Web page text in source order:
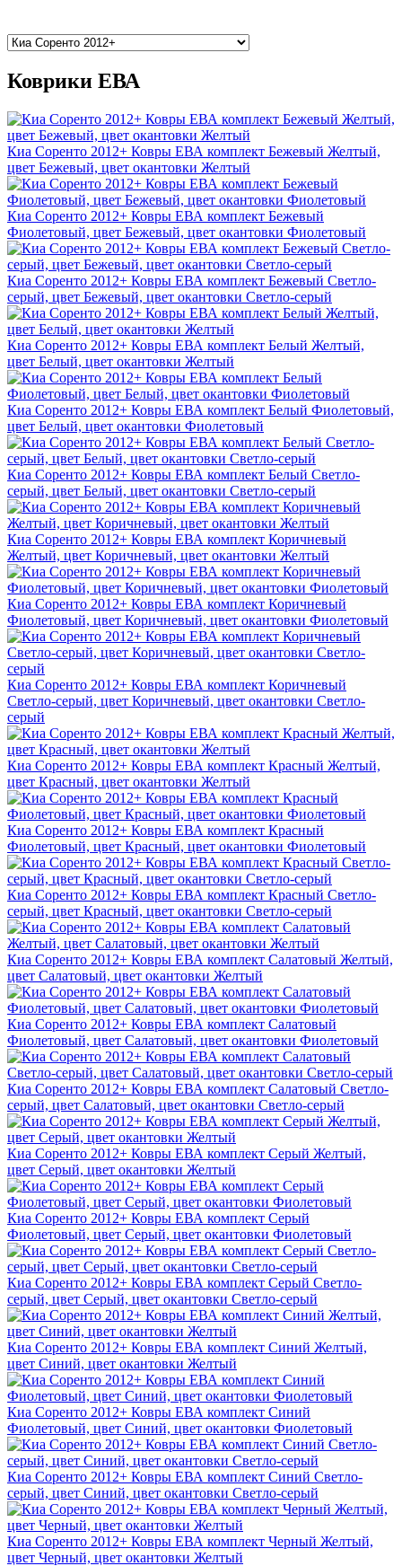
Коврики ЕВА
Киа Соренто 2012+ Ковры ЕВА комплект Бежевый Желтый,
цвет Бежевый, цвет окантовки Желтый
Киа Соренто 2012+ Ковры ЕВА комплект Бежевый
Фиолетовый, цвет Бежевый, цвет окантовки Фиолетовый
Киа Соренто 2012+ Ковры ЕВА комплект Бежевый Светло-
серый, цвет Бежевый, цвет окантовки Светло-серый
Киа Соренто 2012+ Ковры ЕВА комплект Белый Желтый,
цвет Белый, цвет окантовки Желтый
Киа Соренто 2012+ Ковры ЕВА комплект Белый Фиолетовый,
цвет Белый, цвет окантовки Фиолетовый
Киа Соренто 2012+ Ковры ЕВА комплект Белый Светло-
серый, цвет Белый, цвет окантовки Светло-серый
Киа Соренто 2012+ Ковры ЕВА комплект Коричневый
Желтый, цвет Коричневый, цвет окантовки Желтый
Киа Соренто 2012+ Ковры ЕВА комплект Коричневый
Фиолетовый, цвет Коричневый, цвет окантовки Фиолетовый
Киа Соренто 2012+ Ковры ЕВА комплект Коричневый
Светло-серый, цвет Коричневый, цвет окантовки Светло-
серый
Киа Соренто 2012+ Ковры ЕВА комплект Красный Желтый,
цвет Красный, цвет окантовки Желтый
Киа Соренто 2012+ Ковры ЕВА комплект Красный
Фиолетовый, цвет Красный, цвет окантовки Фиолетовый
Киа Соренто 2012+ Ковры ЕВА комплект Красный Светло-
серый, цвет Красный, цвет окантовки Светло-серый
Киа Соренто 2012+ Ковры ЕВА комплект Салатовый Желтый,
цвет Салатовый, цвет окантовки Желтый
Киа Соренто 2012+ Ковры ЕВА комплект Салатовый
Фиолетовый, цвет Салатовый, цвет окантовки Фиолетовый
Киа Соренто 2012+ Ковры ЕВА комплект Салатовый Светло-
серый, цвет Салатовый, цвет окантовки Светло-серый
Киа Соренто 2012+ Ковры ЕВА комплект Серый Желтый,
цвет Серый, цвет окантовки Желтый
Киа Соренто 2012+ Ковры ЕВА комплект Серый
Фиолетовый, цвет Серый, цвет окантовки Фиолетовый
Киа Соренто 2012+ Ковры ЕВА комплект Серый Светло-
серый, цвет Серый, цвет окантовки Светло-серый
Киа Соренто 2012+ Ковры ЕВА комплект Синий Желтый,
цвет Синий, цвет окантовки Желтый
Киа Соренто 2012+ Ковры ЕВА комплект Синий
Фиолетовый, цвет Синий, цвет окантовки Фиолетовый
Киа Соренто 2012+ Ковры ЕВА комплект Синий Светло-
серый, цвет Синий, цвет окантовки Светло-серый
Киа Соренто 2012+ Ковры ЕВА комплект Черный Желтый,
цвет Черный, цвет окантовки Желтый